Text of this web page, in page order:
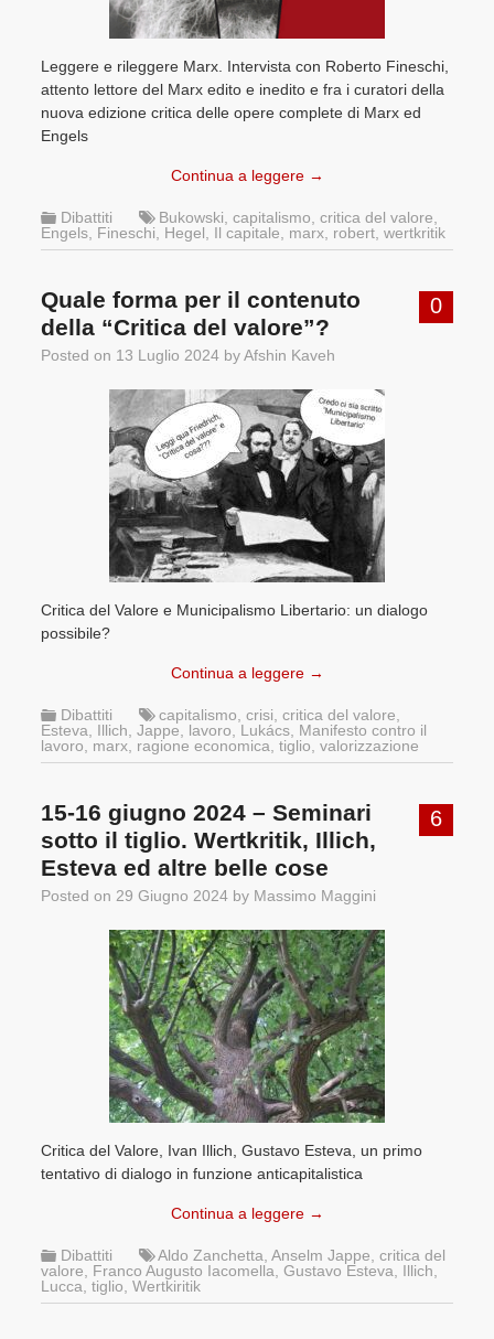
Leggere e rileggere Marx. Intervista con Roberto Fineschi,
attento lettore del Marx edito e inedito e fra i curatori della
nuova edizione critica delle opere complete di Marx ed
Engels
Continua a leggere →
Dibattiti Bukowski ,capitalismo ,critica del valore
Engels Fineschi Hegel Il capitale marx robert ,wertkritik
0
Quale forma per il contenuto
della “Critica del valore”?
Posted on 13 Luglio 2024 by Afshin Kaveh
Critica del Valore e Municipalismo Libertario: un dialogo
possibile?
Continua a leggere →
Dibattiti capitalismo ,crisi ,critica del valore
Esteva
Illich ,Jappe lavoro Lukács Manifesto contro il
lavoro
marx ragione economica ,tiglio ,valorizzazione
6
15-16 giugno 2024 – Seminari
sotto il tiglio. Wertkritik, Illich,
Esteva ed altre belle cose
Posted on 29 Giugno 2024 by Massimo Maggini
Critica del Valore, Ivan Illich, Gustavo Esteva, un primo
tentativo di dialogo in funzione anticapitalistica
Continua a leggere →
Dibattiti Aldo Zanchetta ,Anselm Jappe ,critica del
valore
Franco Augusto Iacomella ,Gustavo Esteva Illich
Lucca ,tiglio ,Wertkiritik